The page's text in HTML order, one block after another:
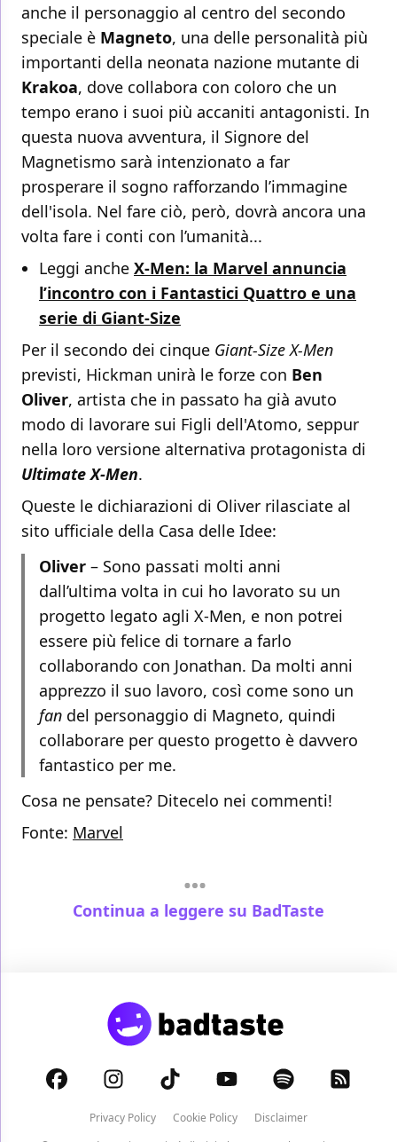
anche il personaggio al centro del secondo
speciale è Magneto, una delle personalità più
importanti della neonata nazione mutante di
Krakoa, dove collabora con coloro che un
tempo erano i suoi più accaniti antagonisti. In
questa nuova avventura, il Signore del
Magnetismo sarà intenzionato a far
prosperare il sogno rafforzando l’immagine
dell'isola. Nel fare ciò, però, dovrà ancora una
volta fare i conti con l’umanità...
Leggi anche X-Men: la Marvel annuncia
l’incontro con i Fantastici Quattro e una
serie di Giant-Size
Per il secondo dei cinque Giant-Size X-Men
previsti, Hickman unirà le forze con Ben
Oliver, artista che in passato ha già avuto
modo di lavorare sui Figli dell'Atomo, seppur
nella loro versione alternativa protagonista di
Ultimate X-Men.
Queste le dichiarazioni di Oliver rilasciate al
sito ufficiale della Casa delle Idee:
Oliver – Sono passati molti anni
dall’ultima volta in cui ho lavorato su un
progetto legato agli X-Men, e non potrei
essere più felice di tornare a farlo
collaborando con Jonathan. Da molti anni
apprezzo il suo lavoro, così come sono un
fan del personaggio di Magneto, quindi
collaborare per questo progetto è davvero
fantastico per me.
Cosa ne pensate? Ditecelo nei commenti!
Fonte: Marvel
Continua a leggere su BadTaste
Privacy Policy Cookie Policy
Disclaimer